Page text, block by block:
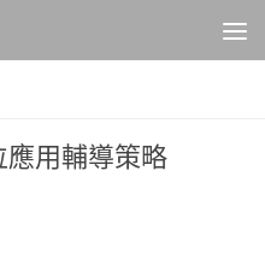
應用輔導策略